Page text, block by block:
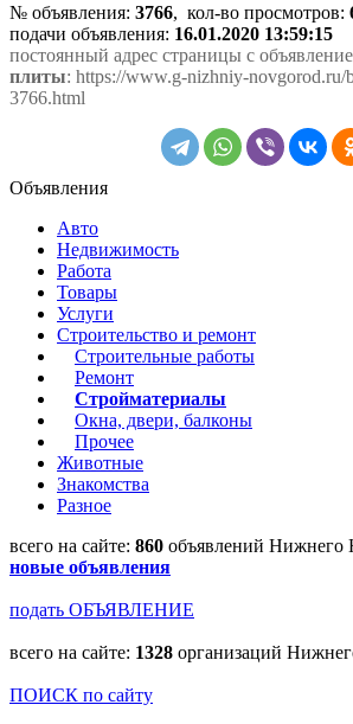
№ объявления: 3766, кол-во просмотров:
подачи объявления: 16.01.2020 13:59:15
постоянный адрес страницы с
плиты: https://www.g-nizhniy-novgorod.ru/
3766.html
Объявления
Авто
Недвижимость
Работа
Товары
Услуги
Строительство и ремонт
Строительные работы
Ремонт
Стройматериалы
Окна, двери, балконы
Прочее
Животные
Знакомства
Разное
всего на сайте: 860 объявлений Нижнего
новые объявления
подать ОБЪЯВЛЕНИЕ
всего на сайте: 1328 организаций
ПОИСК по сайту